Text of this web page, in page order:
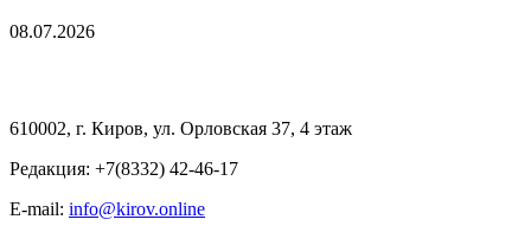
08.07.2026
610002, г. Киров, ул. Орловская 37, 4 этаж
Редакция: +7(8332) 42-46-17
E-mail: info@kirov.online